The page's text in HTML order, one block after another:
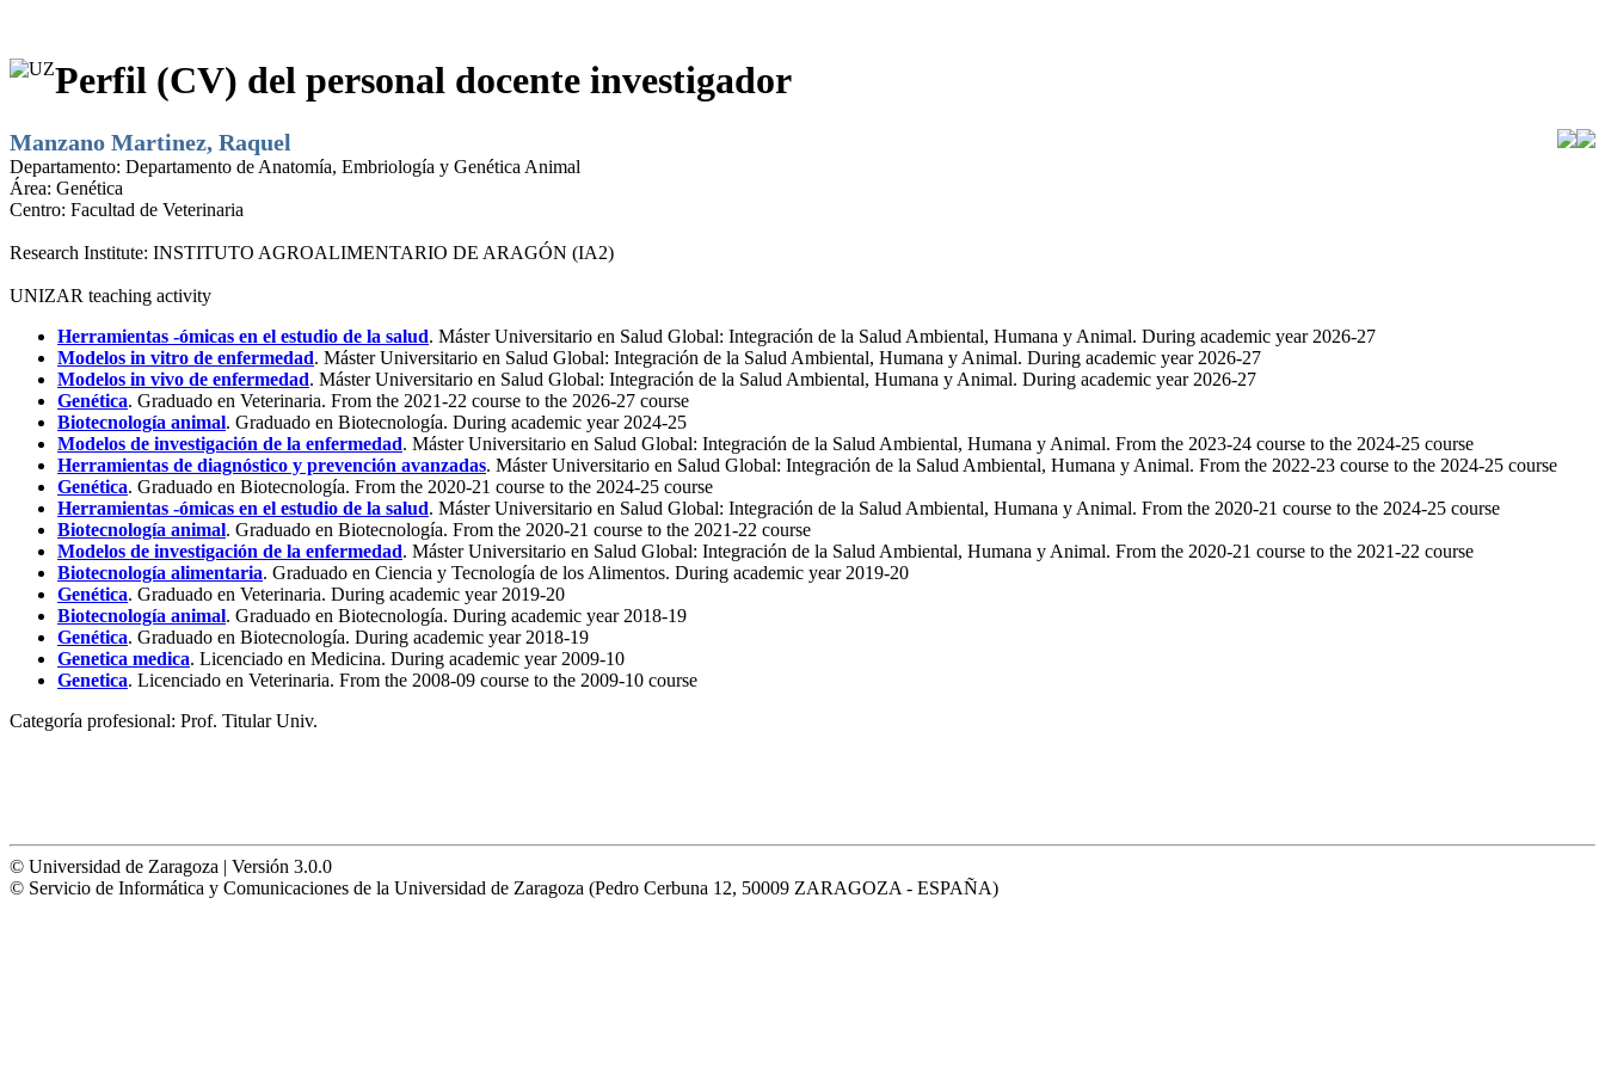
Perfil (CV) del personal docente investigador
Manzano Martinez, Raquel
Departamento: Departamento de Anatomía, Embriología y Genética Animal
Área: Genética
Centro: Facultad de Veterinaria
Research Institute: INSTITUTO AGROALIMENTARIO DE ARAGÓN (IA2)
UNIZAR teaching activity
Herramientas -ómicas en el estudio de la salud. Máster Universitario en Salud Global: Integración de la Salud Ambiental, Humana y Animal. During academic year 2026-27
Modelos in vitro de enfermedad. Máster Universitario en Salud Global: Integración de la Salud Ambiental, Humana y Animal. During academic year 2026-27
Modelos in vivo de enfermedad. Máster Universitario en Salud Global: Integración de la Salud Ambiental, Humana y Animal. During academic year 2026-27
Genética. Graduado en Veterinaria. From the 2021-22 course to the 2026-27 course
Biotecnología animal. Graduado en Biotecnología. During academic year 2024-25
Modelos de investigación de la enfermedad. Máster Universitario en Salud Global: Integración de la Salud Ambiental, Humana y Animal. From the 2023-24 course to the 2024-25 course
Herramientas de diagnóstico y prevención avanzadas. Máster Universitario en Salud Global: Integración de la Salud Ambiental, Humana y Animal. From the 2022-23 course to the 2024-25 course
Genética. Graduado en Biotecnología. From the 2020-21 course to the 2024-25 course
Herramientas -ómicas en el estudio de la salud. Máster Universitario en Salud Global: Integración de la Salud Ambiental, Humana y Animal. From the 2020-21 course to the 2024-25 course
Biotecnología animal. Graduado en Biotecnología. From the 2020-21 course to the 2021-22 course
Modelos de investigación de la enfermedad. Máster Universitario en Salud Global: Integración de la Salud Ambiental, Humana y Animal. From the 2020-21 course to the 2021-22 course
Biotecnología alimentaria. Graduado en Ciencia y Tecnología de los Alimentos. During academic year 2019-20
Genética. Graduado en Veterinaria. During academic year 2019-20
Biotecnología animal. Graduado en Biotecnología. During academic year 2018-19
Genética. Graduado en Biotecnología. During academic year 2018-19
Genetica medica. Licenciado en Medicina. During academic year 2009-10
Genetica. Licenciado en Veterinaria. From the 2008-09 course to the 2009-10 course
Categoría profesional: Prof. Titular Univ.
© Universidad de Zaragoza | Versión 3.0.0
© Servicio de Informática y Comunicaciones de la Universidad de Zaragoza (Pedro Cerbuna 12, 50009 ZARAGOZA - ESPAÑA)